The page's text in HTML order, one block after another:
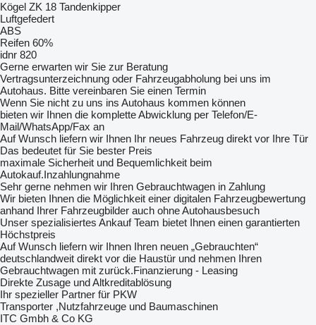
Kögel ZK 18 Tandenkipper
Luftgefedert
ABS
Reifen 60%
idnr 820
Gerne erwarten wir Sie zur Beratung
Vertragsunterzeichnung oder Fahrzeugabholung bei uns im
Autohaus. Bitte vereinbaren Sie einen Termin
Wenn Sie nicht zu uns ins Autohaus kommen können
bieten wir Ihnen die komplette Abwicklung per Telefon/E-
Mail/WhatsApp/Fax an
Auf Wunsch liefern wir Ihnen Ihr neues Fahrzeug direkt vor Ihre Tür
Das bedeutet für Sie bester Preis
maximale Sicherheit und Bequemlichkeit beim
Autokauf.Inzahlungnahme
Sehr gerne nehmen wir Ihren Gebrauchtwagen in Zahlung
Wir bieten Ihnen die Möglichkeit einer digitalen Fahrzeugbewertung
anhand Ihrer Fahrzeugbilder auch ohne Autohausbesuch
Unser spezialisiertes Ankauf Team bietet Ihnen einen garantierten
Höchstpreis
Auf Wunsch liefern wir Ihnen Ihren neuen „Gebrauchten“
deutschlandweit direkt vor die Haustür und nehmen Ihren
Gebrauchtwagen mit zurück.Finanzierung - Leasing
Direkte Zusage und Altkreditablösung
Ihr spezieller Partner für PKW
Transporter ,Nutzfahrzeuge und Baumaschinen
ITC Gmbh & Co KG